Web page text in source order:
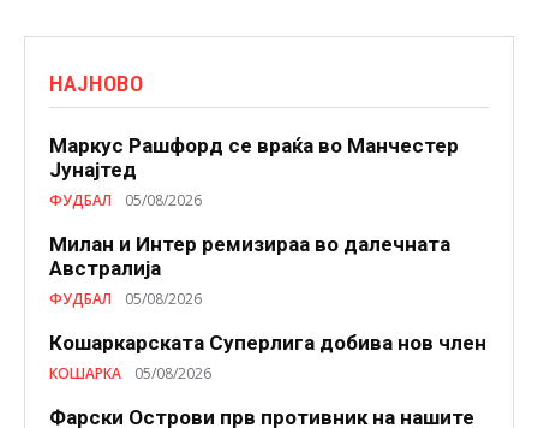
НАЈНОВО
Маркус Рашфорд се враќа во Манчестер
Јунајтед
ФУДБАЛ 05/08/2026
Милан и Интер ремизираа во далечната
Австралија
ФУДБАЛ 05/08/2026
Кошаркарската Суперлига добива нов член
КОШАРКА 05/08/2026
Фарски Острови прв противник на нашите